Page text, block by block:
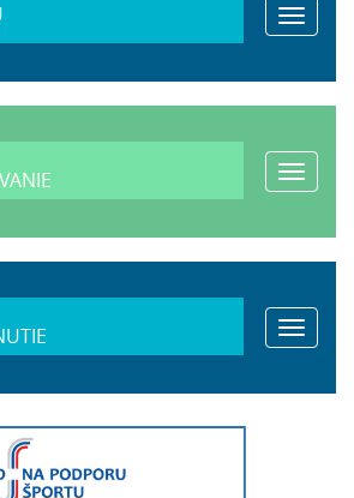
Toggle
Toggle
Toggle